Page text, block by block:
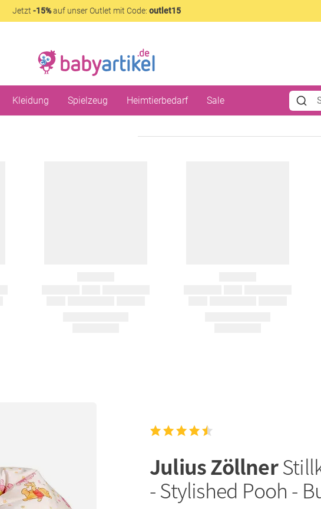
Jetzt -15%auf unser Outlet mit Code: outlet15
Kleidung Spielzeug Heimtierbedarf Sale
Julius Zöllner
- Stylished Pooh -